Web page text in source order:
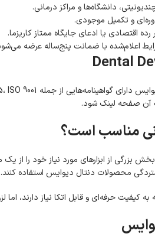
دانشگاه‌ها و مراکز درمانی.
و تکمیل موجودی.
رده اقتصادی یا ادعای جایگاه ممتاز کاریزما.
اعلام‌شده با ضمانت پنج‌ساله عرضه
آن صفحه لینک شود.
مناسب است؟
از ابزارهای مورد نیاز خود را از
محصولات دنتال دیوایس استفاده کنند.
حرفه‌ای و قابل اتکا نیاز دارند، اما